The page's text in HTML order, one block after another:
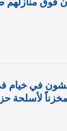
في خيام
لأسلحة